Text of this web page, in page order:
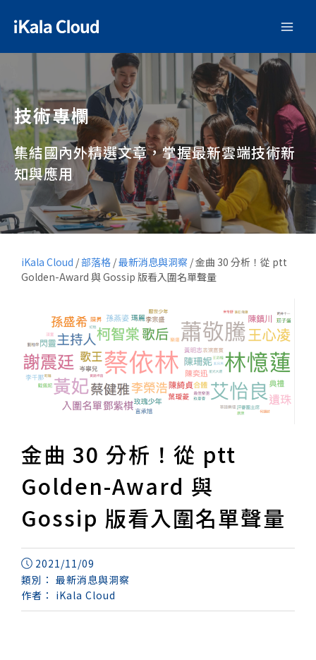
技術專欄
集結國內外精選文章，掌握最新雲端技術新
知與應用
iKala Cloud /部落格 /最新消息與洞察 /金曲 30 分析！從 ptt
Golden-Award 與 Gossip 版看入圍名單聲量
金曲 30 分析！從 ptt
Golden-Award 與
Gossip 版看入圍名單聲量
2021/11/09
類別： 最新消息與洞察
作者： iKala Cloud